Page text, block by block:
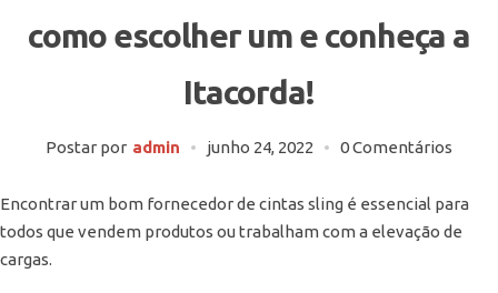
como escolher um e conheça a
Itacorda!
Postar por admin junho 24, 2022 0 Comentários
Encontrar um bom fornecedor de cintas sling é essencial para
todos que vendem produtos ou trabalham com a elevação de
cargas.